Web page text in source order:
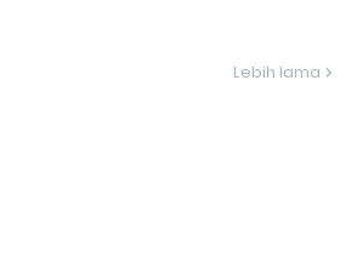
Lebih lama